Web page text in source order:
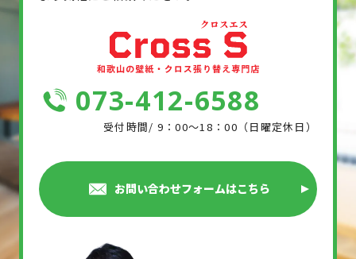
073-412-6588
受付時間/ 9：00～18：00（日曜定休日）
お問い合わせフォームはこちら